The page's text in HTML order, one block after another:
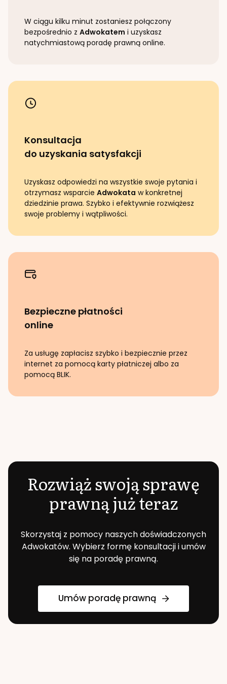
W ciągu kilku minut zostaniesz połączony
bezpośrednio z Adwokatem i uzyskasz
natychmiastową poradę prawną online.
Konsultacja
do uzyskania satysfakcji
Uzyskasz odpowiedzi na wszystkie swoje pytania i
otrzymasz wsparcie Adwokata w konkretnej
dziedzinie prawa. Szybko i efektywnie rozwiążesz
swoje problemy i wątpliwości.
Bezpieczne płatności
online
Za usługę zapłacisz szybko i bezpiecznie przez
internet za pomocą karty płatniczej albo za
pomocą BLIK.
Rozwiąż swoją sprawę
prawną już teraz
Skorzystaj z pomocy naszych doświadczonych
Adwokatów. Wybierz formę konsultacji i umów
się na poradę prawną.
Umów poradę prawną